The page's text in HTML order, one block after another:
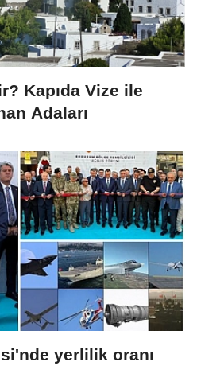
Kapıda Vize ile
Adaları
yerlilik oranı